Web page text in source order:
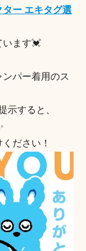
ー エキタグ選
います💓
パー着用のス
示すると、
ださい！